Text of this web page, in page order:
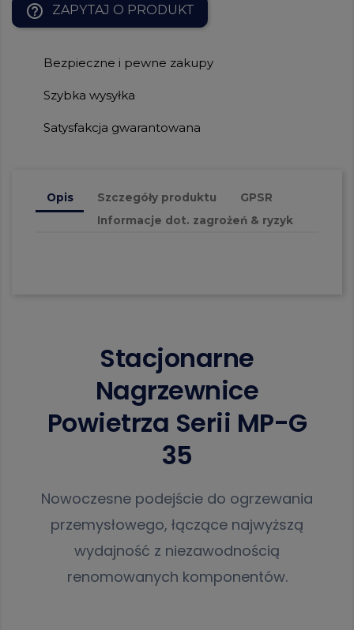
help_outline ZAPYTAJ O PRODUKT
Bezpieczne i pewne zakupy
Szybka wysyłka
Satysfakcja gwarantowana
Opis Szczegóły produktu
GPSR
Informacje dot. zagrożeń & ryzyk
Stacjonarne
Nagrzewnice
Powietrza Serii MP-G
35
Nowoczesne podejście do ogrzewania
przemysłowego, łączące najwyższą
wydajność z niezawodnością
renomowanych komponentów.